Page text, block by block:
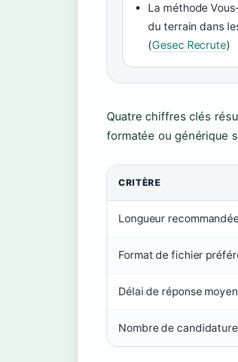
La méthode
du terrain dans
(Gesec Recrute)
Quatre chiffres clés
formatée ou générique
CRITÈRE
Longueur
Format de fichier
Délai de réponse moyen
Nombre de